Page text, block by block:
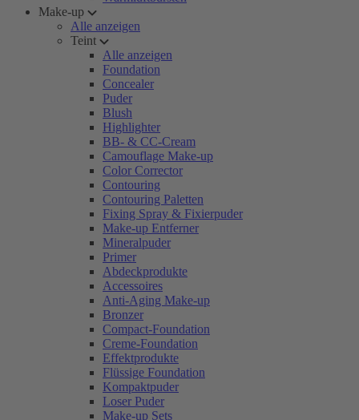
Make-up
Alle anzeigen
Teint
Alle anzeigen
Foundation
Concealer
Puder
Blush
Highlighter
BB- & CC-Cream
Camouflage Make-up
Color Corrector
Contouring
Contouring Paletten
Fixing Spray & Fixierpuder
Make-up Entferner
Mineralpuder
Primer
Abdeckprodukte
Accessoires
Anti-Aging Make-up
Bronzer
Compact-Foundation
Creme-Foundation
Effektprodukte
Flüssige Foundation
Kompaktpuder
Loser Puder
Make-up Sets